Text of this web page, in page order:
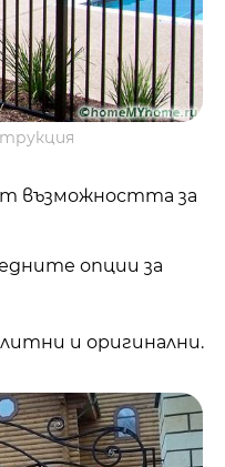
възможността за
опции за
и оригинални.